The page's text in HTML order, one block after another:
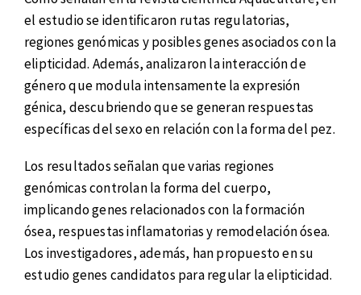
el estudio se identificaron rutas regulatorias,
regiones genómicas y posibles genes asociados con la
elipticidad. Además, analizaron la interacción de
género que modula intensamente la expresión
génica, descubriendo que se generan respuestas
específicas del sexo en relación con la forma del pez.
Los resultados señalan que varias regiones
genómicas controlan la forma del cuerpo,
implicando genes relacionados con la formación
ósea, respuestas inflamatorias y remodelación ósea.
Los investigadores, además, han propuesto en su
estudio genes candidatos para regular la elipticidad.